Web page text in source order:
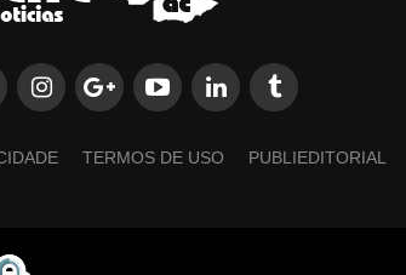
TERMOS DE USO PUBLIEDITORIAL